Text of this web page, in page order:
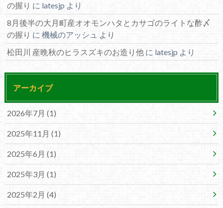
の握り に latesjp より
8月後半の大月町産オオモンハタとカサゴのライトな酢〆
の握り に 機械のアッシュ より
松田川 産晩秋のヒラスズキのお造り他 に latesjp より
アーカイブ
2026年7月 (1)
2025年11月 (1)
2025年6月 (1)
2025年3月 (1)
2025年2月 (4)